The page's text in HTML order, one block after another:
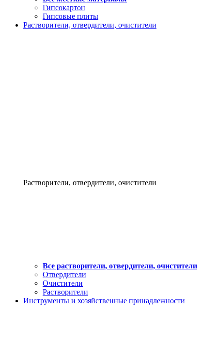
Гипсокартон
Гипсовые плиты
Растворители, отвердители, очистители
Растворители, отвердители, очистители
Все растворители, отвердители, очистители
Отвердители
Очистители
Растворители
Инструменты и хозяйственные принадлежности